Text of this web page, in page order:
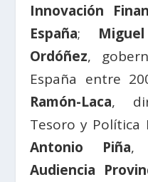
Innovación
España;
Ordóñez,
España entre
Ramón-Laca,
Tesoro y Política
Antonio Piña,
Audiencia